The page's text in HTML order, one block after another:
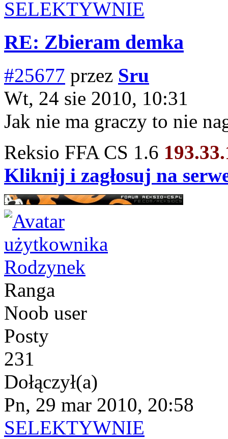
SELEKTYWNIE
RE: Zbieram demka
#25677 przez Sru
Wt, 24 sie 2010, 10:31
Jak nie ma graczy to nie
Reksio FFA CS 1.6
Kliknij i zagłosuj na
Rodzynek
Ranga
Noob user
Posty
231
Dołączył(a)
Pn, 29 mar 2010, 20:58
SELEKTYWNIE